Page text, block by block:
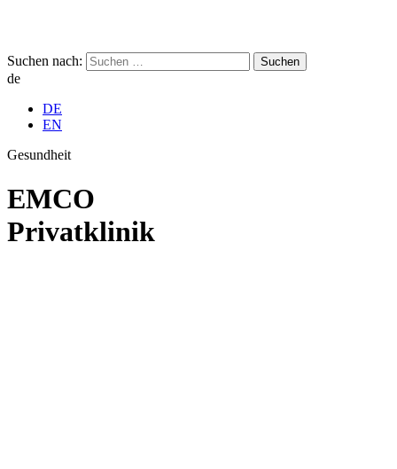
Suchen nach:
de
DE
EN
Gesundheit
EMCO
Privatklinik